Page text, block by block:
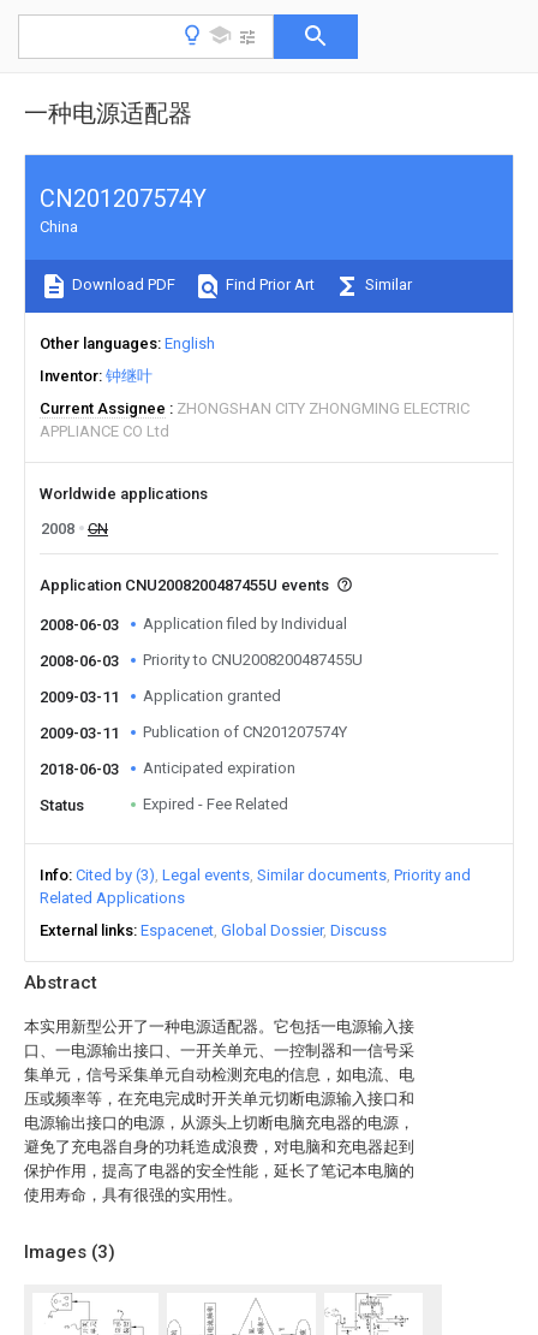
一种电源适配器
Abstract
本实用新型公开了一种电源适配器。它包括一电源输入接
口、一电源输出接口、一开关单元、一控制器和一信号采
集单元，信号采集单元自动检测充电的信息，如电流、电
压或频率等，在充电完成时开关单元切断电源输入接口和
电源输出接口的电源，从源头上切断电脑充电器的电源，
避免了充电器自身的功耗造成浪费，对电脑和充电器起到
保护作用，提高了电器的安全性能，延长了笔记本电脑的
使用寿命，具有很强的实用性。
Images (3)
CN201207574Y
China
Download PDF Find Prior Art Similar
Other languages English
Inventor 钟继叶
Current Assignee
ZHONGSHAN CITY ZHONGMING ELECTRIC
APPLIANCE CO Ltd
Worldwide applications
2008
CN
Application CNU2008200487455U events
2008-06-03 Application filed by Individual
2008-06-03 Priority to CNU2008200487455U
2009-03-11 Application granted
2009-03-11 Publication of CN201207574Y
2018-06-03 Anticipated expiration
Status Expired - Fee Related
Info Cited by (3) Legal events Similar documents Priority and
Related Applications
External links Espacenet Global Dossier Discuss